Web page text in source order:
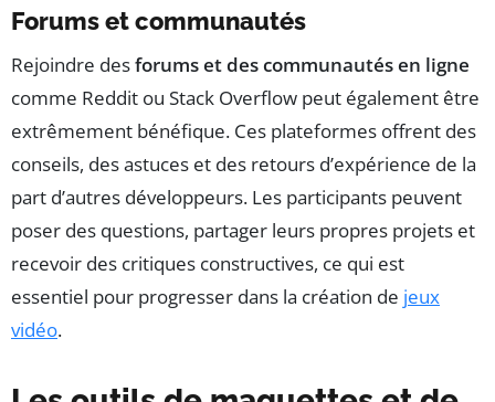
Forums et communautés
Rejoindre desforums et des communautés en ligne
comme Reddit ou Stack Overflow peut également être
extrêmement bénéfique. Ces plateformes offrent des
conseils, des astuces et des retours d’expérience de la
part d’autres développeurs. Les participants peuvent
poser des questions, partager leurs propres projets et
recevoir des critiques constructives, ce qui est
essentiel pour progresser dans la création de jeux
vidéo.